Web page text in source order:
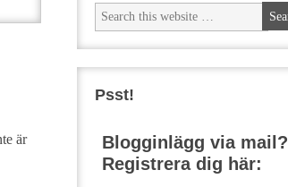
är
Psst!
Blogginlägg via mail?
Registrera dig här: